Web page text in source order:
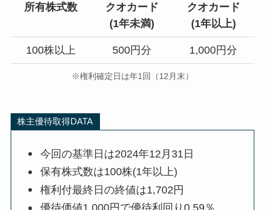
所有株式数
クオカード
(1年未満)
クオカード
(1年以上)
100株以上 500円分 1,000円分
※権利確定日は年1回（12月末）
株主優待取得DATA
今回の基準日は2024年12月31日
保有株式数は100株(1年以上)
権利付最終日の終値は1,702円